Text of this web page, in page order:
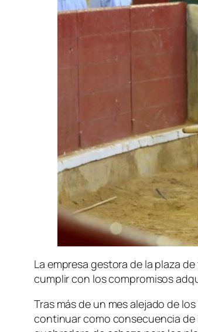
La empresa gestora de la plaza
cumplir con los compromisos
Tras más de un mes alejado de
continuar como consecuencia de